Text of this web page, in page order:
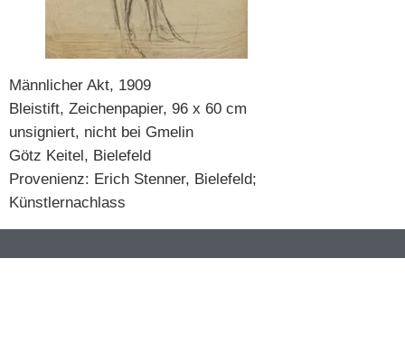
Männlicher Akt, 1909
Bleistift, Zeichenpapier, 96 x 60 cm
unsigniert, nicht bei Gmelin
Götz Keitel, Bielefeld
Provenienz: Erich Stenner, Bielefeld;
Künstlernachlass